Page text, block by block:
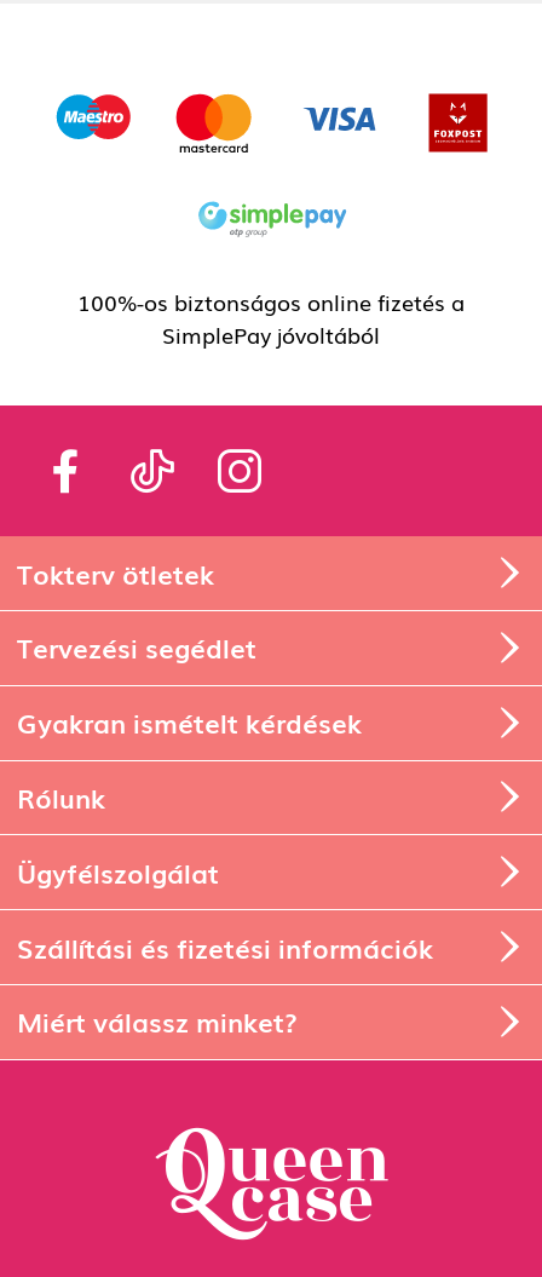
Tervezési segédlet
Gyakran ismételt kérdések
Rólunk
Ügyfélszolgálat
Szállítási és fizetési információk
Miért válassz minket?